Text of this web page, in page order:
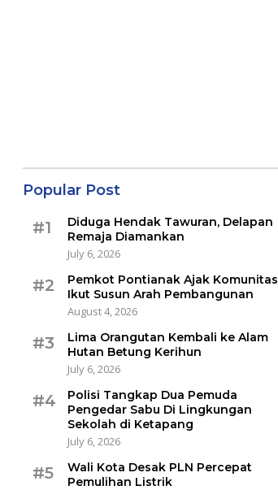
Popular Post
#1
Diduga Hendak Tawuran, Delapan
Remaja Diamankan
July 6, 2026
#2
Pemkot Pontianak Ajak Komunitas
Ikut Susun Arah Pembangunan
August 4, 2026
#3
Lima Orangutan Kembali ke Alam
Hutan Betung Kerihun
July 6, 2026
#4
Polisi Tangkap Dua Pemuda
Pengedar Sabu Di Lingkungan
Sekolah di Ketapang
July 6, 2026
#5
Wali Kota Desak PLN Percepat
Pemulihan Listrik